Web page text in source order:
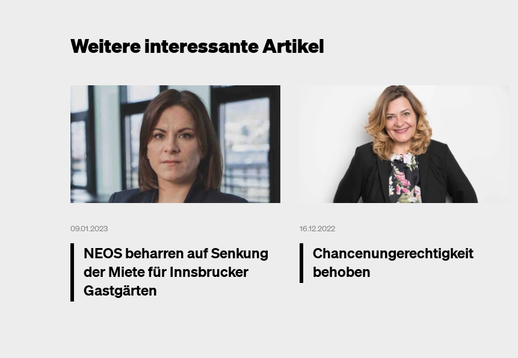
Weitere interessante Artikel
09.01.2023
NEOS beharren auf Senkung
der Miete für Innsbrucker
Gastgärten
16.12.2022
Chancenungerechtigkeit
behoben